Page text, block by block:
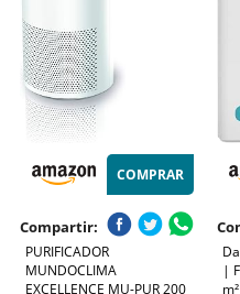
COMPRAR
Compartir:
PURIFICADOR
MUNDOCLIMA
EXCELLENCE MU-PUR 200
|